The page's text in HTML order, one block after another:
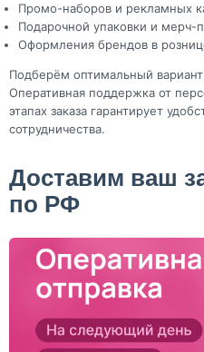
Промо-наборов и рекламных
Подарочной упаковки и мерч-
Оформления брендов в
Подберём оптимальный
Оперативная поддержка от
этапах заказа гарантирует
сотрудничества.
Доставим ваш
по РФ